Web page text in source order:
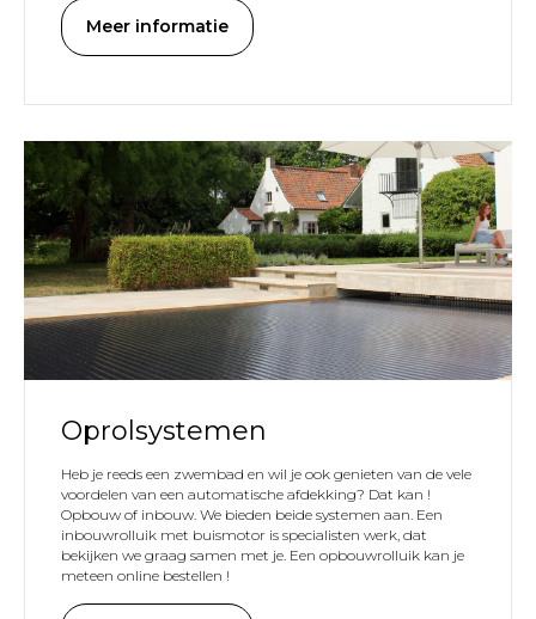
Meer informatie
Oprolsystemen
Heb je reeds een zwembad en wil je ook genieten van de vele
voordelen van een automatische afdekking? Dat kan !
Opbouw of inbouw. We bieden beide systemen aan. Een
inbouwrolluik met buismotor is specialisten werk, dat
bekijken we graag samen met je. Een opbouwrolluik kan je
meteen online bestellen !